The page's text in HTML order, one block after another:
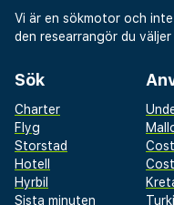
Vi är en sökmotor och
den researrangör du
Sök
Charter
Flyg
Storstad
Hotell
Hyrbil
Sista minuten